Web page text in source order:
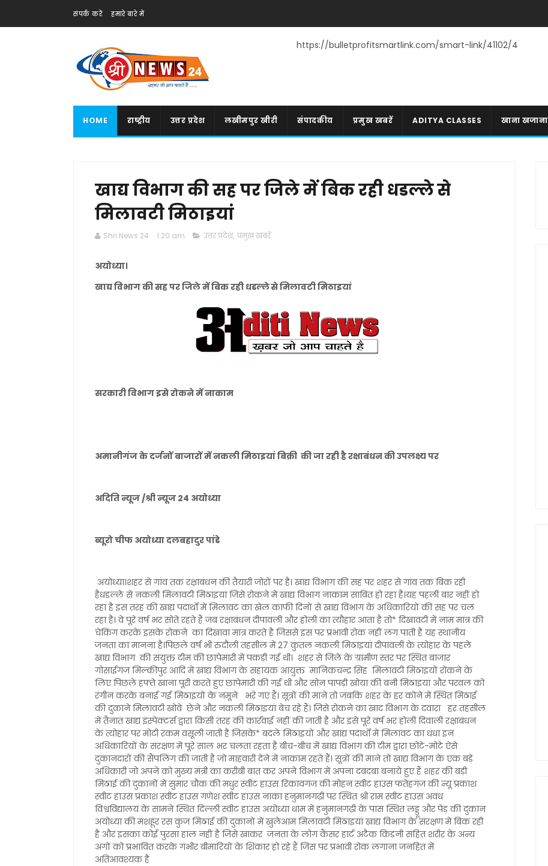
संपर्क करें हमारे बारे में
https://bulletprofitsmartlink.com/smart-link/41102/4
HOME राष्ट्रीय उत्तर प्रदेश लखीमपुर खीरी संपादकीय प्रमुख खबरें ADITYA CLASSES खाना खजाना
खाद्य विभाग की सह पर जिले में बिक रही धडल्ले से
मिलावटी मिठाइयां
Shri News 24 1:20 am उत्तर प्रदेश, प्रमुख खबरें
अयोध्या।
खाद्य विभाग की सह पर जिले में बिक रही धडल्ले से मिलावटी मिठाइयां
सरकारी विभाग इसे रोकने में नाकाम
अमानीगंज के दर्जनों बाजारों में नकली मिठाइयां बिक्री की जा रही है रक्षाबंधन की उपलक्ष्य पर
अदिति न्यूज /श्री न्यूज 24 अयोध्या
ब्यूरो चीफ अयोध्या दलबहादुर पांडे
अयोध्या।शहर से गांव तक रक्षाबंधन की तैयारी जोरों पर है। खाद्य विभाग की सह पर शहर से गांव तक बिक रही
हैधडल्ले से नकली मिलावटी मिठाइयां जिसे रोकने में खाद्य विभाग नाकाम साबित हो रहा है।यह पहली बार नहीं हो
रहा है इस तरह की खाद्य पदार्थों में मिलावट का खेल काफी दिनों से खाद्य विभाग के अधिकारियों की सह पर चल
रहा है। वे पूरे वर्ष भर सोते रहते हैं जब रक्षाबंधन दीपावली और होली का त्यौहार आता है तो* दिखावटी में नाम मात्र की
चेकिंग करके इसके रोकने का दिखावा मात्र करते है जिससे इस पर प्रभावी रोक नहीं लग पाती है यह स्थानीय
जनता का मानना है।पिछले वर्ष भी रुदौली तहसील में 27 कुंतल नकली मिठाइयां दीपावली के त्योहार के पहले
खाद्य विभाग की संयुक्त टीम की छापेमारी में पकड़ी गई थी। शहर से जिले के ग्रामीण स्तर पर स्थित बाजार
गोसाईगंज मिल्कीपुर आदि में खाद्य विभाग के सहायक आयुक्त मानिकचन्द्र सिंह मिलावटी मिठाइयों रोकने के
लिए पिछले हफ्ते खाना पूरी करते हुए छापेमारी की गई थी और सोन पापड़ी खोया की बनी मिठाइयां और परवल को
रंगीन करके बनाई गई मिठाइयों के नमूने भरे गए हैं। सूत्रों की माने तो जबकि शहर के हर कोने में स्थित मिठाई
की दुकाने मिलावटी खोवे छेने और नकली मिठाइयां बेच रहे हैं। जिसे रोकने का खाद विभाग के दवारा हर तहसील
में तैनात खाद्य इंस्पेक्टर्स द्वारा किसी तरह की कार्रवाई नहीं की जाती है और इसे पूरे वर्ष भर होली दिवाली रक्षाबंधन
के त्योहार पर मोटी रकम वसूली जाती है जिसके* बदले मिठाइयों और खाद्य पदार्थों में मिलावट का धंधा इन
अधिकारियों के संरक्षण में पूरे साल भर चलता रहता है बीच-बीच में खाद्य विभाग की टीम द्वारा छोटे-मोटे ऐसे
दुकानदारों की सैंपलिंग की जाती है जो माहवारी देने में नाकाम रहते हैं। सूत्रों की माने तो खाद्य विभाग के एक बड़े
अधिकारी जो अपने को मुख्य मंत्री का करीबी बात कर अपने विभाग में अपना दबदबा बनाये हुए हैं शहर की बड़ी
मिठाई की दुकानों में सुमार चौक की मधुर स्वीट हाउस रिकावगंज की मोहन स्वीट हाउस फतेहगंज की न्यू प्रकाश
स्वीट हाउस प्रकाश स्वीट हाउस गणेश स्वीट हाउस नाका हनुमानगढ़ी पर स्थित श्री राम स्वीट हाउस अवध
विश्वविद्यालय के सामने स्थित दिल्ली स्वीट हाउस अयोध्या धाम में हनुमानगढ़ी के पास स्थित लड्डू और पेड़ की दुकान
अयोध्या की मशहूर रस कुंज मिठाई की दुकानों में खुलेआम मिलावटी मिठाइयां खाद्य विभाग के संरक्षण में बिक रही
है और इसका कोई पुरसा हाल नहीं है जिसे खाकर जनता के लोग कैंसर हार्ट अटैक किडनी सहित शरीर के अन्य
अंगों को प्रभावित करके गंभीर बीमारियों के शिकार हो रहे हैं जिस पर प्रभावी रोक लगाना जनहित में
अतिआवश्यक है